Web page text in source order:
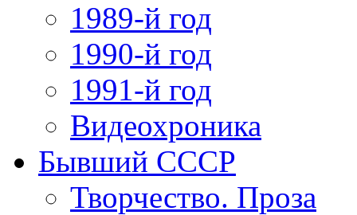
1989-й год
1990-й год
1991-й год
Видеохроника
Бывший СССР
Творчество. Проза